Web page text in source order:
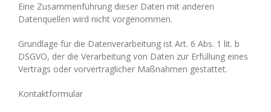
Eine Zusammenführung dieser Daten mit anderen
Datenquellen wird nicht vorgenommen.
Grundlage für die Datenverarbeitung ist Art. 6 Abs. 1 lit. b
DSGVO, der die Verarbeitung von Daten zur Erfüllung eines
Vertrags oder vorvertraglicher Maßnahmen gestattet.
Kontaktformular